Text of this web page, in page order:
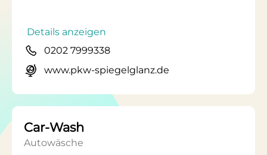
Details anzeigen
0202 7999338
www.pkw-spiegelglanz.de
Car-Wash
Autowäsche